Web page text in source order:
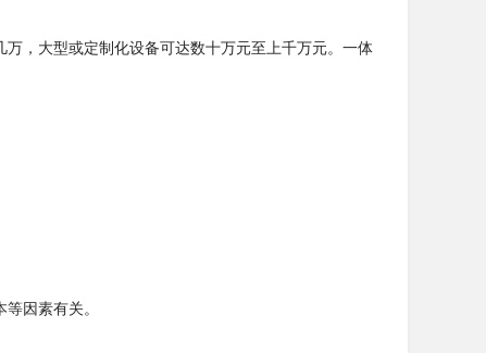
，大型或定制化设备可达数十万元至上千万元。一体
因素有关。